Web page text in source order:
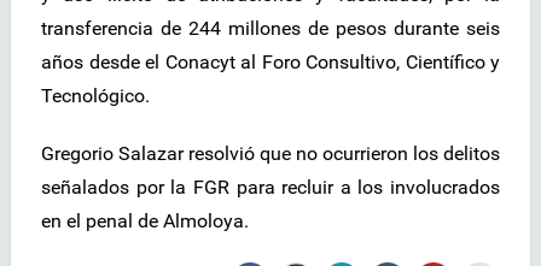
transferencia de 244 millones de pesos durante seis
años desde el Conacyt al Foro Consultivo, Científico y
Tecnológico.
Gregorio Salazar resolvió que no ocurrieron los delitos
señalados por la FGR para recluir a los involucrados
en el penal de Almoloya.